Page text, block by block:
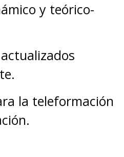
y teórico-
la teleformación